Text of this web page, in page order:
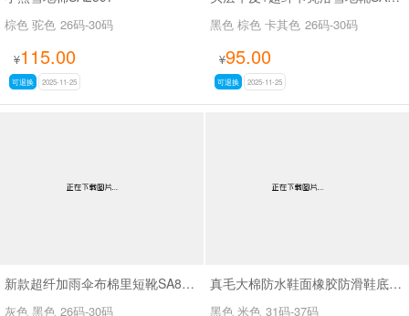
棕色 驼色 26码-30码
¥115.00
可退换 2025-11-25
黑色 棕色 卡其色 26码-30码
¥95.00
可退换 2025-11-25
新款超纤加雨伞布棉里短靴SA8660
灰色 黑色 26码-30码
真毛大棉防水鞋面橡胶防滑鞋底马丁靴SA111
黑色 米色 31码-37码